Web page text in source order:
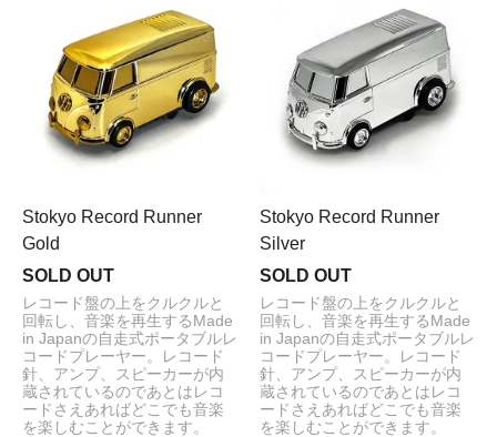
Stokyo Record Runner
Gold
SOLD OUT
レコード盤の上をクルクルと
回転し、音楽を再生するMade
in Japanの自走式ポータブルレ
コードプレーヤー。レコード
針、アンプ、スピーカーが内
蔵されているのであとはレコ
ードさえあればどこでも音楽
を楽しむことができます。
Stokyo Record Runner
Silver
SOLD OUT
レコード盤の上をクルクルと
回転し、音楽を再生するMade
in Japanの自走式ポータブルレ
コードプレーヤー。レコード
針、アンプ、スピーカーが内
蔵されているのであとはレコ
ードさえあればどこでも音楽
を楽しむことができます。